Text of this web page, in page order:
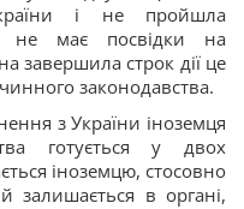
і не пройшла
не має посвідки на
завершила строк дії це
законодавства.
з України іноземця
готується у двох
іноземцю, стосовно
залишається в органі,